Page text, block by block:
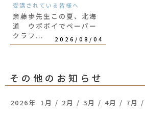
受講されている皆様へ
斎藤歩先生この夏、北海
道 ウポポイでペーパー
クラフ...
2026/08/04
その他のお知らせ
2026年 1月 2月 3月 4月 7月